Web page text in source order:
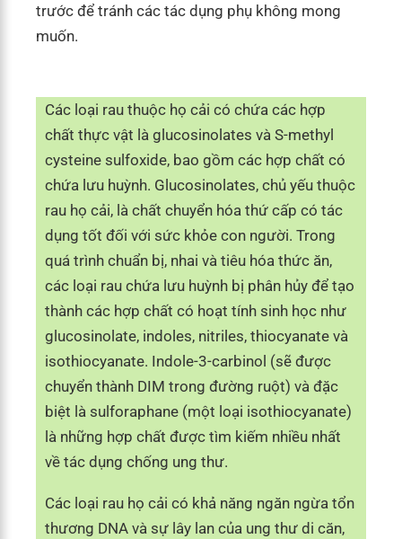
trước để tránh các tác dụng phụ không mong
muốn.
Các loại rau thuộc họ cải có chứa các hợp
chất thực vật là glucosinolates và S-methyl
cysteine ​​sulfoxide, bao gồm các hợp chất có
chứa lưu huỳnh. Glucosinolates, chủ yếu thuộc
rau họ cải, là chất chuyển hóa thứ cấp có tác
dụng tốt đối với sức khỏe con người. Trong
quá trình chuẩn bị, nhai và tiêu hóa thức ăn,
các loại rau chứa lưu huỳnh bị phân hủy để tạo
thành các hợp chất có hoạt tính sinh học như
glucosinolate, indoles, nitriles, thiocyanate và
isothiocyanate. Indole-3-carbinol (sẽ được
chuyển thành DIM trong đường ruột) và đặc
biệt là sulforaphane (một loại isothiocyanate)
là những hợp chất được tìm kiếm nhiều nhất
về tác dụng chống ung thư.
Các loại rau họ cải có khả năng ngăn ngừa tổn
thương DNA và sự lây lan của ung thư di căn,